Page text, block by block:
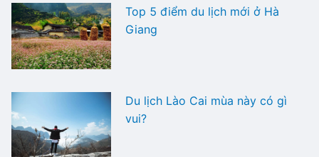
Top 5 điểm du lịch mới ở Hà
Giang
Du lịch Lào Cai mùa này có gì
vui?